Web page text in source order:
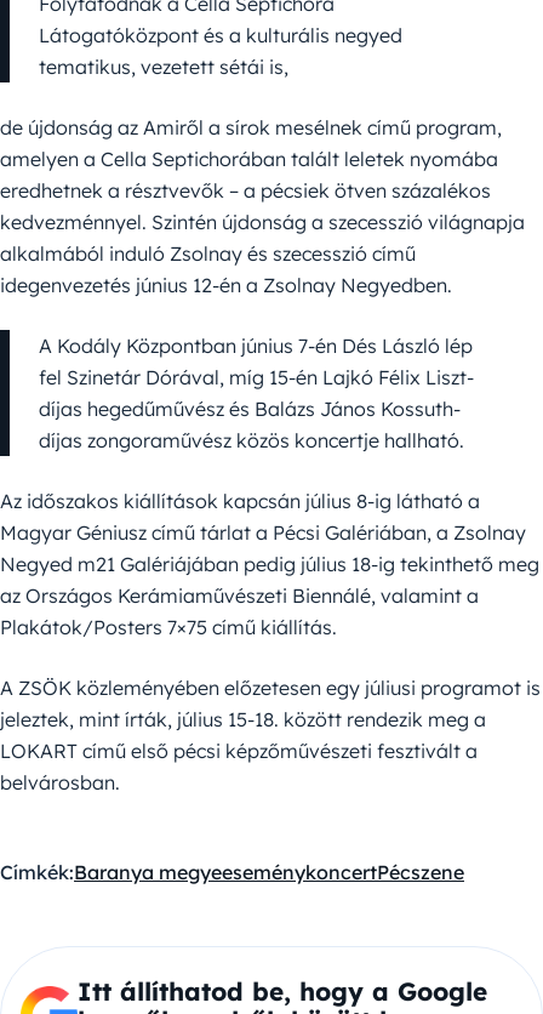
Látogatóközpont és a kulturális negyed
tematikus, vezetett sétái is,
de újdonság az Amiről a sírok mesélnek című program,
amelyen a Cella Septichorában talált leletek nyomába
eredhetnek a résztvevők – a pécsiek ötven százalékos
kedvezménnyel. Szintén újdonság a szecesszió világnapja
alkalmából induló Zsolnay és szecesszió című
idegenvezetés június 12-én a Zsolnay Negyedben.
A Kodály Központban június 7-én Dés László lép
fel Szinetár Dórával, míg 15-én Lajkó Félix Liszt-
díjas hegedűművész és Balázs János Kossuth-
díjas zongoraművész közös koncertje hallható.
Az időszakos kiállítások kapcsán július 8-ig látható a
Magyar Géniusz című tárlat a Pécsi Galériában, a Zsolnay
Negyed m21 Galériájában pedig július 18-ig tekinthető meg
az Országos Kerámiaművészeti Biennálé, valamint a
Plakátok/Posters 7×75 című kiállítás.
A ZSÖK közleményében előzetesen egy júliusi programot is
jeleztek, mint írták, július 15-18. között rendezik meg a
LOKART című első pécsi képzőművészeti fesztivált a
belvárosban.
Címkék:Baranya megyeeseménykoncertPécszene
Itt állíthatod be, hogy a Google